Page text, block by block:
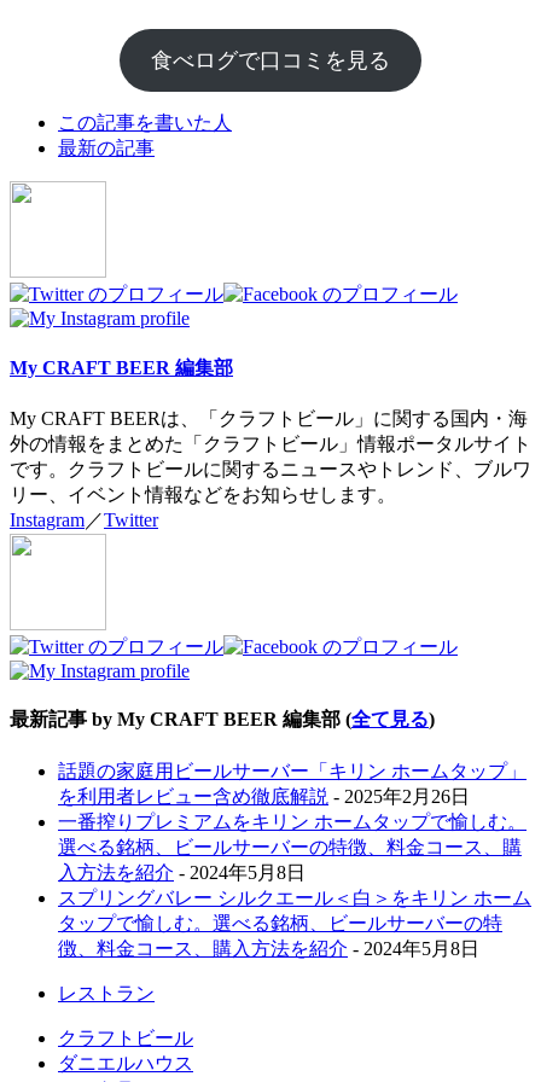
食べログで口コミを見る
following
tabs
change
この記事を書いた人
最新の記事
My CRAFT BEER 編集部
My CRAFT BEERは、「クラフトビール」に関する国内・海
外の情報をまとめた「クラフトビール」情報ポータルサイト
です。クラフトビールに関するニュースやトレンド、ブルワ
リー、イベント情報などをお知らせします。
Instagram／Twitter
最新記事 by My CRAFT BEER 編集部 (全て見る)
話題の家庭用ビールサーバー「キリン ホームタップ」
を利用者レビュー含め徹底解説 - 2025年2月26日
一番搾りプレミアムをキリン ホームタップで愉しむ。
選べる銘柄、ビールサーバーの特徴、料金コース、購
入方法を紹介 - 2024年5月8日
スプリングバレー シルクエール＜白＞をキリン ホーム
タップで愉しむ。選べる銘柄、ビールサーバーの特
徴、料金コース、購入方法を紹介 - 2024年5月8日
レストラン
クラフトビール
ダニエルハウス